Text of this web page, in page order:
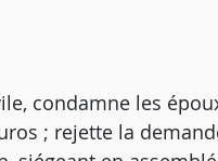
condamne les
; rejette la